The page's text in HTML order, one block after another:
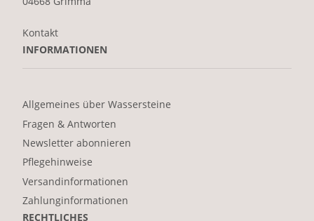
Kontakt
INFORMATIONEN
Allgemeines über Wassersteine
Fragen & Antworten
Newsletter abonnieren
Pflegehinweise
Versandinformationen
Zahlunginformationen
RECHTLICHES